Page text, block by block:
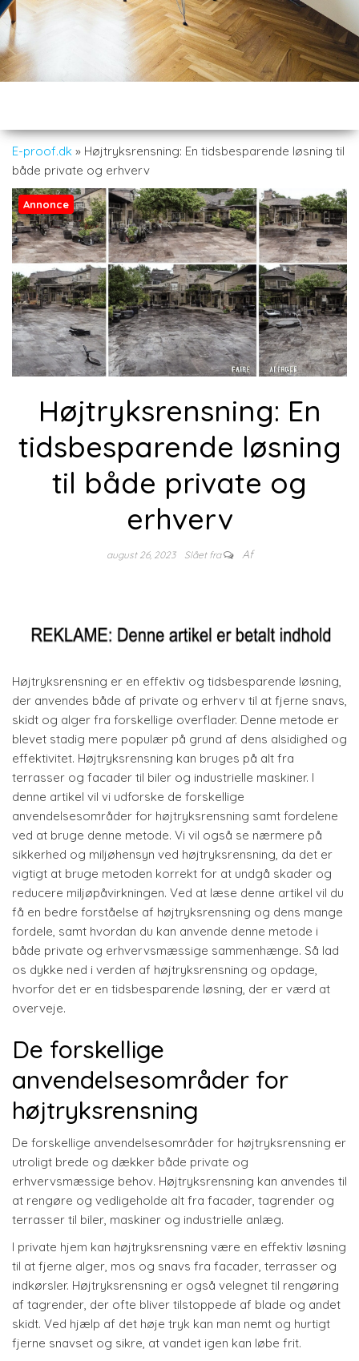
E-proof.dk » Højtryksrensning: En tidsbesparende løsning til
både private og erhverv
Annonce
Højtryksrensning: En
tidsbesparende løsning
til både private og
erhverv
august 26, 2023 Slået fra Af
Højtryksrensning er en effektiv og tidsbesparende løsning,
der anvendes både af private og erhverv til at fjerne snavs,
skidt og alger fra forskellige overflader. Denne metode er
blevet stadig mere populær på grund af dens alsidighed og
effektivitet. Højtryksrensning kan bruges på alt fra
terrasser og facader til biler og industrielle maskiner. I
denne artikel vil vi udforske de forskellige
anvendelsesområder for højtryksrensning samt fordelene
ved at bruge denne metode. Vi vil også se nærmere på
sikkerhed og miljøhensyn ved højtryksrensning, da det er
vigtigt at bruge metoden korrekt for at undgå skader og
reducere miljøpåvirkningen. Ved at læse denne artikel vil du
få en bedre forståelse af højtryksrensning og dens mange
fordele, samt hvordan du kan anvende denne metode i
både private og erhvervsmæssige sammenhænge. Så lad
os dykke ned i verden af højtryksrensning og opdage,
hvorfor det er en tidsbesparende løsning, der er værd at
overveje.
De forskellige
anvendelsesområder for
højtryksrensning
De forskellige anvendelsesområder for højtryksrensning er
utroligt brede og dækker både private og
erhvervsmæssige behov. Højtryksrensning kan anvendes til
at rengøre og vedligeholde alt fra facader, tagrender og
terrasser til biler, maskiner og industrielle anlæg.
I private hjem kan højtryksrensning være en effektiv løsning
til at fjerne alger, mos og snavs fra facader, terrasser og
indkørsler. Højtryksrensning er også velegnet til rengøring
af tagrender, der ofte bliver tilstoppede af blade og andet
skidt. Ved hjælp af det høje tryk kan man nemt og hurtigt
fjerne snavset og sikre, at vandet igen kan løbe frit.